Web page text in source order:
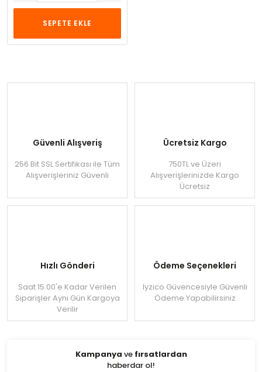
SEPETE EKLE
Güvenli Alışveriş
256 Bit SSL Sertifikası ile Tüm
Alışverişleriniz Güvenli
Ücretsiz Kargo
750TL ve Üzeri
Alışverişlerinizde Kargo
Ücretsiz
Hızlı Gönderi
Saat 15.00'e Kadar Verilen
Siparişler Aynı Gün Kargoya
Verilir
Ödeme Seçenekleri
Iyzico Güvencesiyle Güvenli
Ödeme Yapabilirsiniz
Kampanya ve fırsatlardan
haberdar ol!